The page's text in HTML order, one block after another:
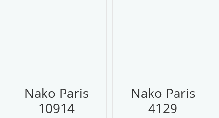
Nako Paris
10914
Nako Paris
4129